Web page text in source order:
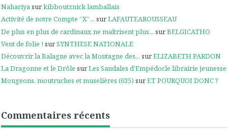
Nahariyasurkibboutznick lamballais
Activité de notre Compte ”X”... surLAFAUTEAROUSSEAU
De plus en plus de cardinaux ne maîtrisent plus... surBELGICATHO
Vent de folie ! surSYNTHESE NATIONALE
Découvrir la Balagne avec la Montagne des... surELIZABETH PARDON
La Dragonne et le Drôle surLes Sandales d'Empédocle librairie jeunesse
Mougeons, moutruches et muselières (635) surET POURQUOI DONC ?
Commentaires récents